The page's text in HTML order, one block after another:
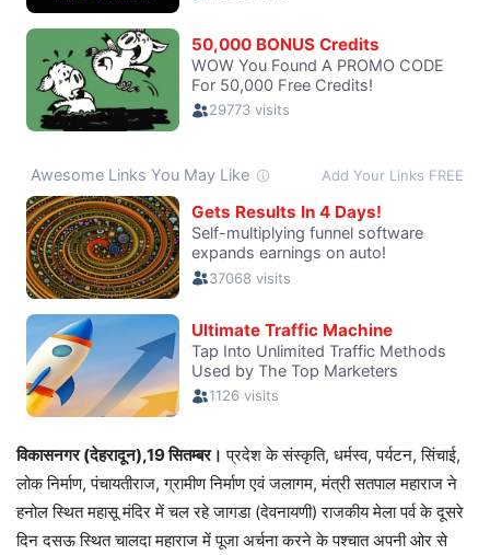
विकासनगर (देहरादून),19 सितम्बर। प्रदेश के संस्कृति, धर्मस्व, पर्यटन, सिंचाई,
लोक निर्माण, पंचायतीराज, ग्रामीण निर्माण एवं जलागम, मंत्री सतपाल महाराज ने
हनोल स्थित महासू मंदिर में चल रहे जागडा (देवनायणी) राजकीय मेला पर्व के दूसरे
दिन दसऊ स्थित चालदा महाराज में पूजा अर्चना करने के पश्चात अपनी ओर से